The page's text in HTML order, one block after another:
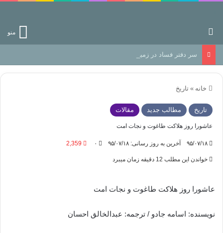
منو
سر دفتر فساد در زمین‌، دوری وکناره‌گیری از راه خداست‌!
خانه » تاریخ
تاریخ مطالب جدید مقالات
عاشورا روز هلاکت طاغوت و نجات امت
۹۵/۰۷/۱۸ آخرین به روز رسانی: ۹۵/۰۷/۱۸ ۰ 2,359
خواندن این مطلب 12 دقیقه زمان میبرد
عاشورا روز هلاکت طاغوت و نجات امت
نویسنده: اسامه جادو / ترجمه: عبدالخالق احسان